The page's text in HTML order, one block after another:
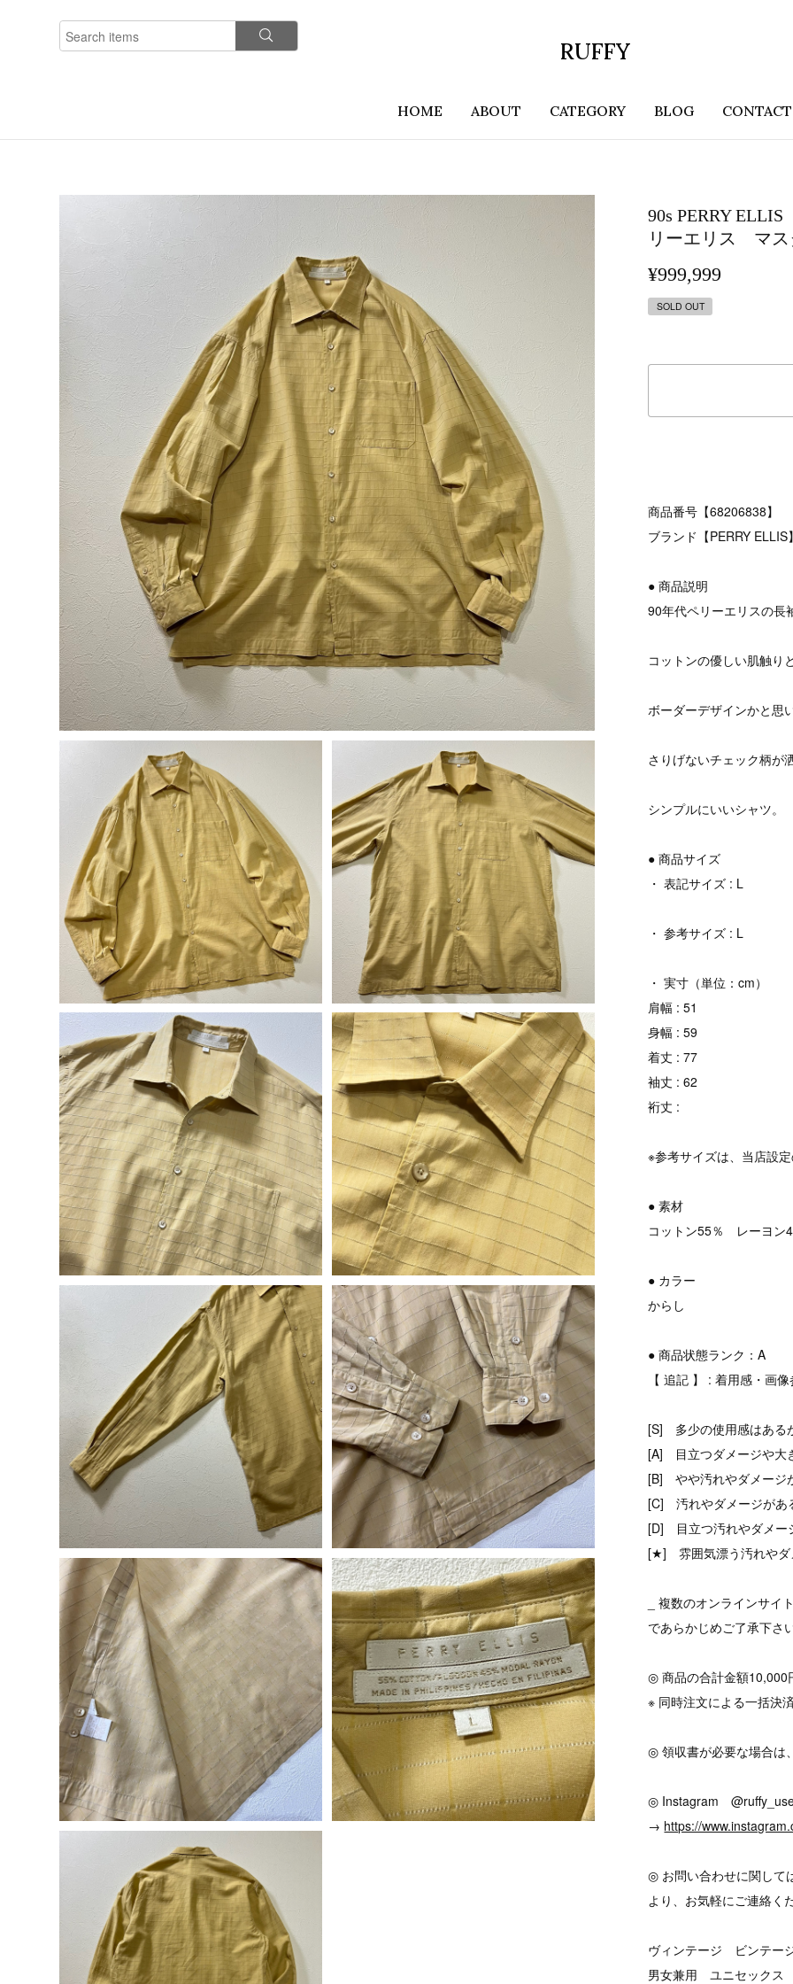
RUFFY
HOME ABOUT CATEGORY BLOG CONTACT
90s PERRY
リーエリス マ
¥999,999
SOLD OUT
商品番号【68206838】
ブランド【PERRY ELLIS】
● 商品説明
90年代ペリーエリスの長
コットンの優しい肌触り
ボーダーデザインかと思
さりげないチェック柄が
シンプルにいいシャツ。
● 商品サイズ
・ 表記サイズ : L
・ 参考サイズ : L
・ 実寸（単位：cm）
肩幅 : 51
身幅 : 59
着丈 : 77
袖丈 : 62
裄丈 :
※参考サイズは、当店設
● 素材
コットン55％ レーヨン
● カラー
からし
● 商品状態ランク：A
【 追記 】 : 着用感・画像
[S] 多少の使用感はある
[A] 目立つダメージや大
[B] やや汚れやダメージ
[C] 汚れやダメージがあ
[D] 目立つ汚れやダメー
[★] 雰囲気漂う汚れやダ
_ 複数のオンラインサ
であらかじめご了承下さい
◎ 商品の合計金額10,000
※ 同時注文による一括決
◎ 領収書が必要な場合は
◎ Instagram
→ https://
◎ お問い合わせに関して
より、お気軽にご連絡く
ヴィンテージ ビンテー
男女兼用 ユニセックス